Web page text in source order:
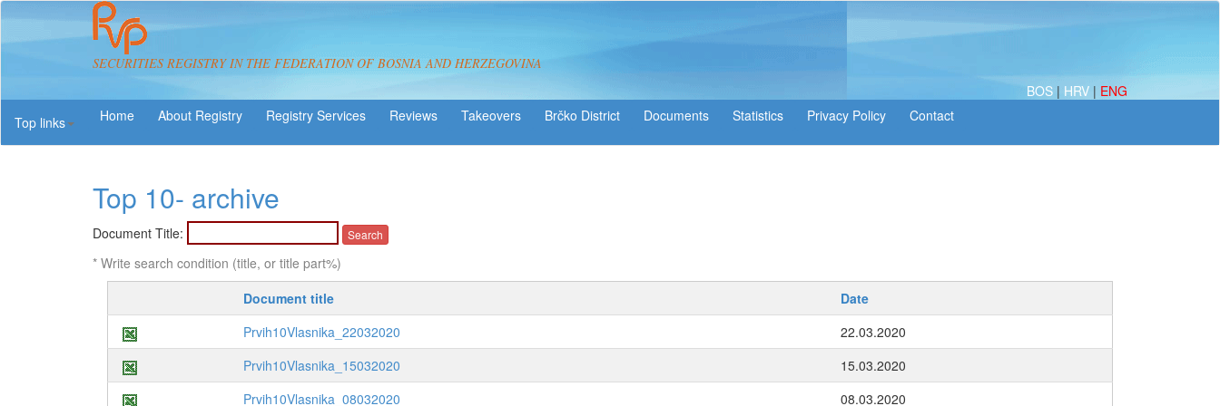
SECURITIES REGISTRY IN THE FEDERATION OF BOSNIA AND HERZEGOVINA
BOS | HRV | ENG
Top links
About Registry Registry Services Reviews Takeovers Brčko District Statistics
Top 10- archive
Document Title:
* Write search condition (title, or title part%)
Document title
Date
Prvih10Vlasnika_22032020
22.03.2020
Prvih10Vlasnika_15032020
15.03.2020
Prvih10Vlasnika_08032020
08.03.2020